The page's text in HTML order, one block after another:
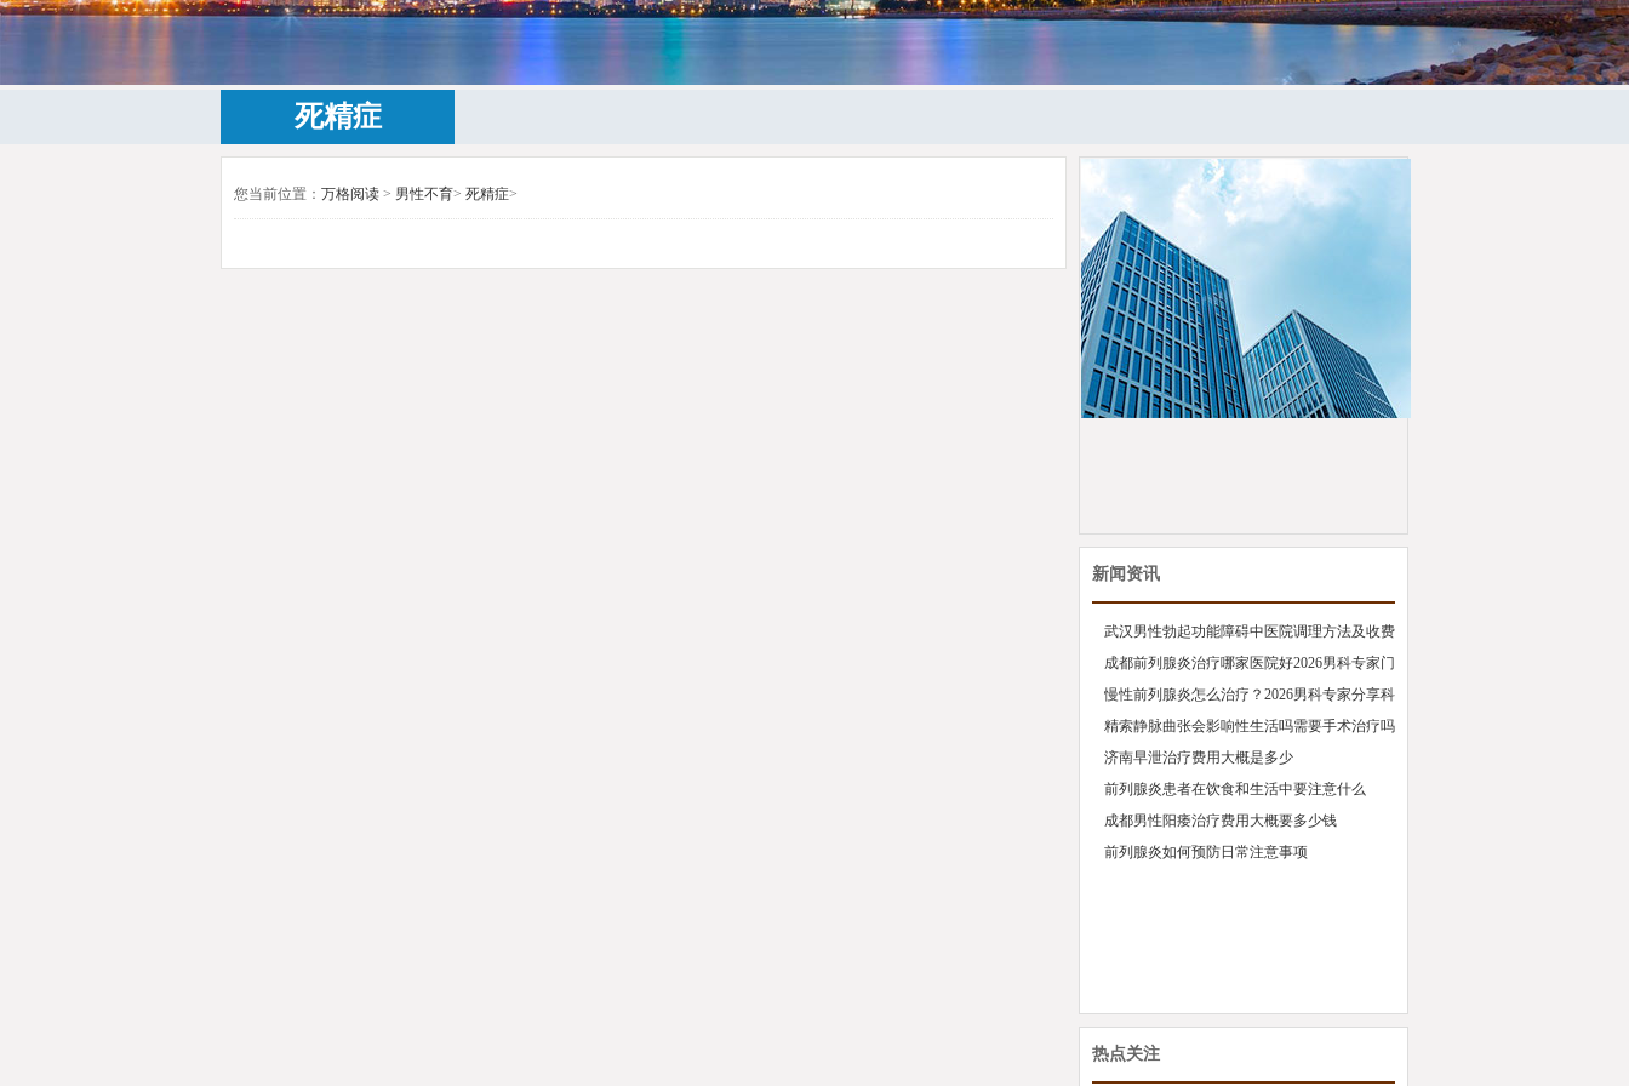
死精症
您当前位置： 万格阅读 > 男性不育> 死精症>
新闻资讯
武汉男性勃起功能障碍中医院调理方法及收费
标准
成都前列腺炎治疗哪家医院好2026男科专家门
诊推荐
慢性前列腺炎怎么治疗？2026男科专家分享科
学调理方法
精索静脉曲张会影响性生活吗需要手术治疗吗
济南早泄治疗费用大概是多少
前列腺炎患者在饮食和生活中要注意什么
成都男性阳痿治疗费用大概要多少钱
前列腺炎如何预防日常注意事项
热点关注